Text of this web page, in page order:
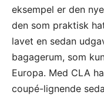
eksempel er den
den som praktisk
lavet en sedan
bagagerum, som
Europa. Med CLA
coupé-lignende